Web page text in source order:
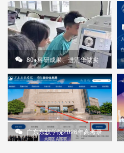
逐梦AI，他站上了清华科研平台！
80+科研成果、进清华做实
验……这个班太牛！
广东东软学院2026年高考录